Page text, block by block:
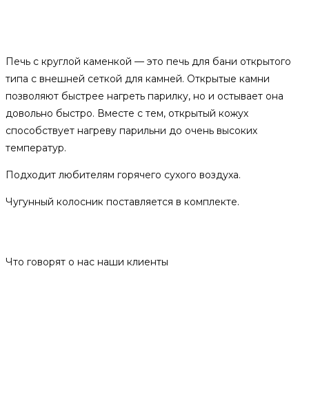
Печь с круглой каменкой — это печь для бани открытого
типа с внешней сеткой для камней. Открытые камни
позволяют быстрее нагреть парилку, но и остывает она
довольно быстро. Вместе с тем, открытый кожух
способствует нагреву парильни до очень высоких
температур.
Подходит любителям горячего сухого воздуха.
Чугунный колосник поставляется в комплекте.
Что говорят о нас наши клиенты